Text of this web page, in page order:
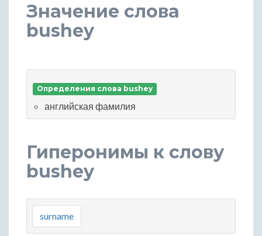
Значение слова
bushey
Определения слова bushey
английская фамилия
Гиперонимы к слову
bushey
surname